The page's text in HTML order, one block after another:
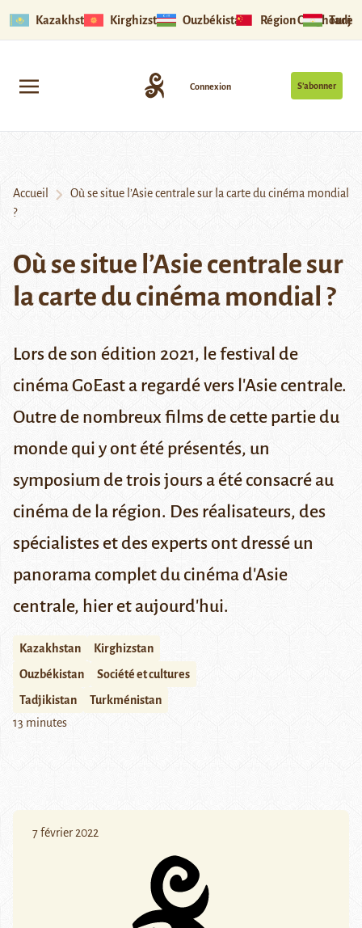
Kazakhstan Kirghizstan Ouzbékistan Région Ouïghoure
S’abonner
Connexion
Accueil
Où se situe l’Asie centrale sur la carte du cinéma mondial
?
Où se situe l’Asie centrale sur
la carte du cinéma mondial ?
Lors de son édition 2021, le festival de
cinéma GoEast a regardé vers l'Asie centrale.
Outre de nombreux films de cette partie du
monde qui y ont été présentés, un
symposium de trois jours a été consacré au
cinéma de la région. Des réalisateurs, des
spécialistes et des experts ont dressé un
panorama complet du cinéma d'Asie
centrale, hier et aujourd'hui.
Kazakhstan
Kirghizstan
Ouzbékistan
Société et cultures
Tadjikistan
Turkménistan
13 minutes
7 février 2022